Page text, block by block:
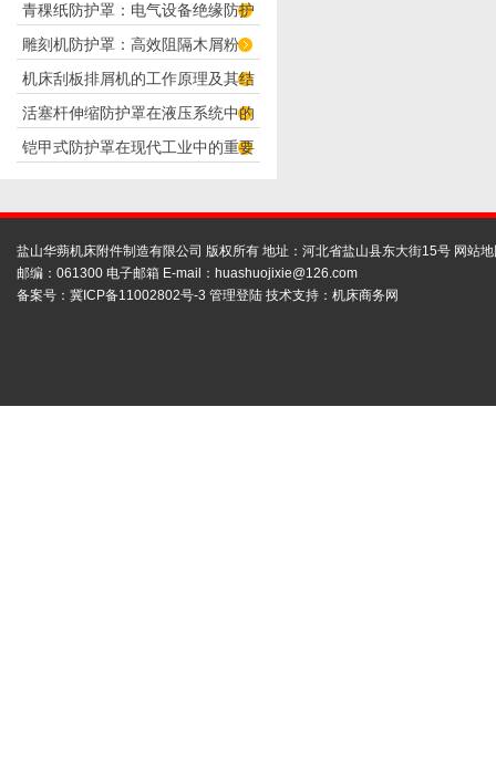
青稞纸防护罩：电气设备绝缘防护
专用方案
雕刻机防护罩：高效阻隔木屑粉
尘，守护设备精度与安全
机床刮板排屑机的工作原理及其结
构分析
活塞杆伸缩防护罩在液压系统中的
应用
铠甲式防护罩在现代工业中的重要
盐山华蒴机床附件制造有限公司 版权所有 地址：河北省盐山县东大街15号 网站
邮编：061300 电子邮箱 E-mail： huashuojixie@126.com
备案号： 冀ICP备11002802号-3 管理登陆 技术支持： 机床商务网